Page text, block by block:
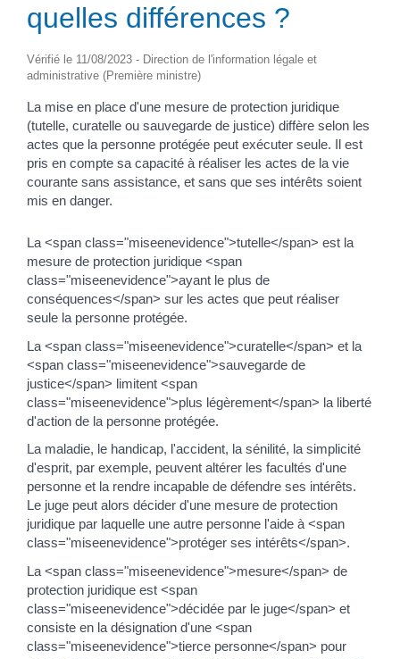
quelles différences ?
Vérifié le 11/08/2023 - Direction de l'information légale et
administrative (Première ministre)
La mise en place d'une mesure de protection juridique
(tutelle, curatelle ou sauvegarde de justice) diffère selon les
actes que la personne protégée peut exécuter seule. Il est
pris en compte sa capacité à réaliser les actes de la vie
courante sans assistance, et sans que ses intérêts soient
mis en danger.
La <span class="miseenevidence">tutelle</span> est la
mesure de protection juridique <span
class="miseenevidence">ayant le plus de
conséquences</span> sur les actes que peut réaliser
seule la personne protégée.
La <span class="miseenevidence">curatelle</span> et la
<span class="miseenevidence">sauvegarde de
justice</span> limitent <span
class="miseenevidence">plus légèrement</span> la liberté
d'action de la personne protégée.
La maladie, le handicap, l'accident, la sénilité, la simplicité
d'esprit, par exemple, peuvent altérer les facultés d'une
personne et la rendre incapable de défendre ses intérêts.
Le juge peut alors décider d'une mesure de protection
juridique par laquelle une autre personne l'aide à <span
class="miseenevidence">protéger ses intérêts</span>.
La <span class="miseenevidence">mesure</span> de
protection juridique est <span
class="miseenevidence">décidée par le juge</span> et
consiste en la désignation d'une <span
class="miseenevidence">tierce personne</span> pour